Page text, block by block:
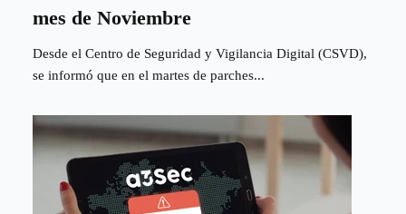
mes de Noviembre
Desde el Centro de Seguridad y Vigilancia Digital (CSVD),
se informó que en el martes de parches...